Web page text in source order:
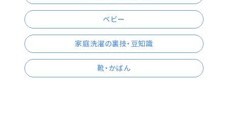
ベビー
家庭洗濯の裏技・豆知識
靴・かばん